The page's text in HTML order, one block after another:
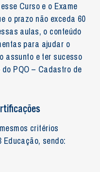
Curso e o Exame
o prazo não exceda 60
aulas, o conteúdo
para ajudar o
assunto e ter sucesso
PQO – Cadastro de
critérios
sendo: